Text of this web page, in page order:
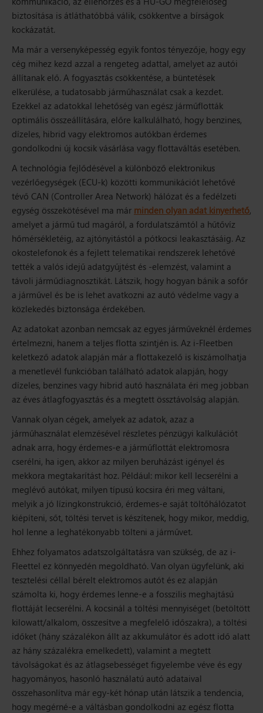
biztosítása is átláthatóbbá válik, csökkentve a bírságok
kockázatát.
Ma már a versenyképesség egyik fontos tényezője, hogy egy
cég mihez kezd azzal a rengeteg adattal, amelyet az autói
állítanak elő. A fogyasztás csökkentése, a büntetések
elkerülése, a tudatosabb járműhasználat csak a kezdet.
Ezekkel az adatokkal lehetőség van egész járműflották
optimális összeállítására, előre kalkulálható, hogy benzines,
dízeles, hibrid vagy elektromos autókban érdemes
gondolkodni új kocsik vásárlása vagy flottaváltás esetében.
A technológia fejlődésével a különböző elektronikus
vezérlőegységek (ECU-k) közötti kommunikációt lehetővé
tévő CAN (Controller Area Network) hálózat és a fedélzeti
egység összekötésével ma már minden olyan adat kinyerhető,
amelyet a jármű tud magáról, a fordulatszámtól a hűtővíz
hőmérsékletéig, az ajtónyitástól a pótkocsi leakasztásáig. Az
okostelefonok és a fejlett telematikai rendszerek lehetővé
tették a valós idejű adatgyűjtést és -elemzést, valamint a
távoli járműdiagnosztikát. Látszik, hogy hogyan bánik a sofőr
a járművel és be is lehet avatkozni az autó védelme vagy a
közlekedés biztonsága érdekében.
Az adatokat azonban nemcsak az egyes járműveknél érdemes
értelmezni, hanem a teljes flotta szintjén is. Az i-Fleetben
keletkező adatok alapján már a flottakezelő is kiszámolhatja
a menetlevél funkcióban található adatok alapján, hogy
dízeles, benzines vagy hibrid autó használata éri meg jobban
az éves átlagfogyasztás és a megtett össztávolság alapján.
Vannak olyan cégek, amelyek az adatok, azaz a
járműhasználat elemzésével részletes pénzügyi kalkulációt
adnak arra, hogy érdemes-e a járműflottát elektromosra
cserélni, ha igen, akkor az milyen beruházást igényel és
mekkora megtakarítást hoz. Például: mikor kell lecserélni a
meglévő autókat, milyen típusú kocsira éri meg váltani,
melyik a jó lízingkonstrukció, érdemes-e saját töltőhálózatot
kiépíteni, sőt, töltési tervet is készítenek, hogy mikor, meddig,
hol lenne a leghatékonyabb tölteni a járművet.
Ehhez folyamatos adatszolgáltatásra van szükség, de az i-
Fleettel ez könnyedén megoldható. Van olyan ügyfelünk, aki
tesztelési céllal bérelt elektromos autót és ez alapján
számolta ki, hogy érdemes lenne-e a fosszilis meghajtású
flottáját lecserélni. A kocsinál a töltési mennyiséget (betöltött
kilowatt/alkalom, összesítve a megfelelő időszakra), a töltési
időket (hány százalékon állt az akkumulátor és adott idő alatt
az hány százalékra emelkedett), valamint a megtett
távolságokat és az átlagsebességet figyelembe véve és egy
hagyományos, hasonló használatú autó adataival
összehasonlítva már egy-két hónap után látszik a tendencia,
hogy megérné-e a váltásban gondolkodni az egész flotta